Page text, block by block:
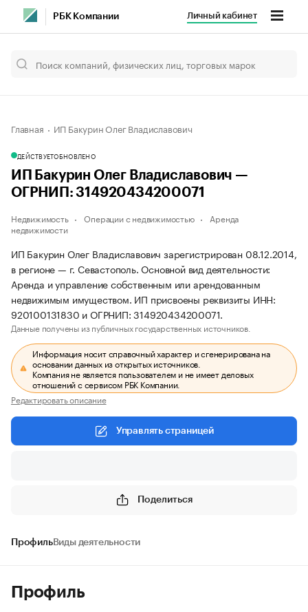
РБК Компании Личный кабинет
Главная ИП Бакурин Олег Владиславович
ДЕЙСТВУЕТОБНОВЛЕНО
ИП Бакурин Олег Владиславович —
ОГРНИП: 314920434200071
Недвижимость Операции с недвижимостью
Аренда
недвижимости
ИП Бакурин Олег Владиславович зарегистрирован 08.12.2014,
в регионе — г. Севастополь. Основной вид деятельности:
Аренда и управление собственным или арендованным
недвижимым имуществом. ИП присвоены реквизиты ИНН:
920100131830 и ОГРНИП: 314920434200071.
Данные получены из публичных государственных источников.
Информация носит справочный характер и сгенерирована на
основании данных из открытых источников.
Компания не является пользователем и не имеет деловых
отношений с сервисом РБК Компании.
Редактировать описание
Управлять страницей
Поделиться
ПрофильВиды деятельности
Профиль